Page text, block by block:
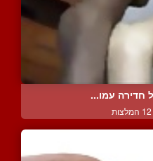
חדירה עמו...
12 המלצות